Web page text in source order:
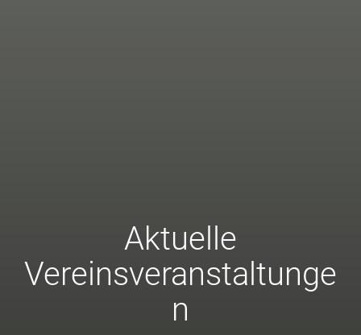
Aktuelle
Vereinsveranstaltunge
n